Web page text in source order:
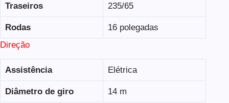
Traseiros 235/65
Rodas
16 polegadas
Direção
Assistência Elétrica
Diâmetro de giro
14 m